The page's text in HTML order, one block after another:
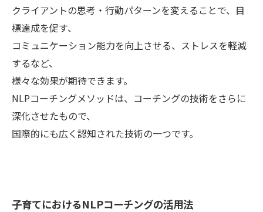
クライアントの思考・行動パターンを変えることで、目
標達成を促す、
コミュニケーション能力を向上させる、ストレスを軽減
するなど、
様々な効果が期待できます。
NLPコーチングメソッドは、コーチングの技術をさらに
深化させたもので、
国際的にも広く認知された技術の一つです。
子育てにおけるNLPコーチングの活用法